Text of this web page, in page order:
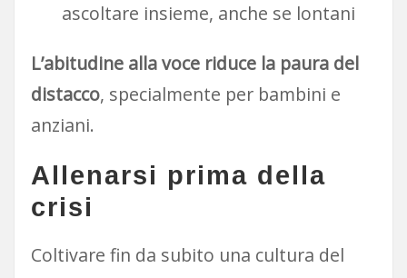
ascoltare insieme, anche se lontani
L’abitudine alla voce riduce la paura del
distacco, specialmente per bambini e
anziani.
Allenarsi prima della
crisi
Coltivare fin da subito una cultura del